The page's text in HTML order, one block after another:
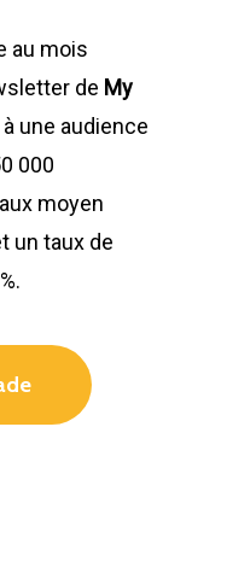
au mois
de My
une audience
000
moyen
un taux de